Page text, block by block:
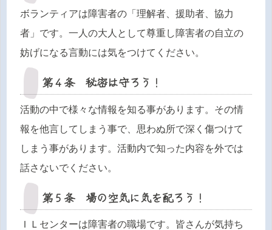
ボランティアは障害者の「理解者、援助者、協力
者」です。一人の大人として尊重し障害者の自立の
妨げになる言動には気をつけてください。
第４条 秘密は守ろう！
活動の中で様々な情報を知る事があります。その情
報を他言してしまう事で、思わぬ所で深く傷つけて
しまう事があります。活動内で知った内容を外では
話さないでください。
第５条 場の空気に気を配ろう！
ＩＬセンターは障害者の職場です。皆さんが気持ち